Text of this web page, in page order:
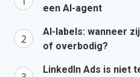
een AI-agent
AI-labels: wanneer
of overbodig?
LinkedIn Ads is niet